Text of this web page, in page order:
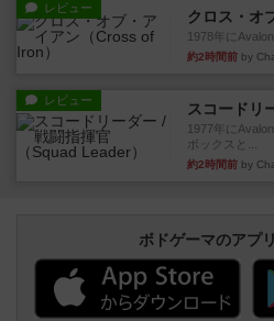
レビュー クロス・オ
1978年に
約2時間前 by
レビュー スコードリ
1977年に
ボックスと...
約2時間前 by
ボドゲーマのアプ